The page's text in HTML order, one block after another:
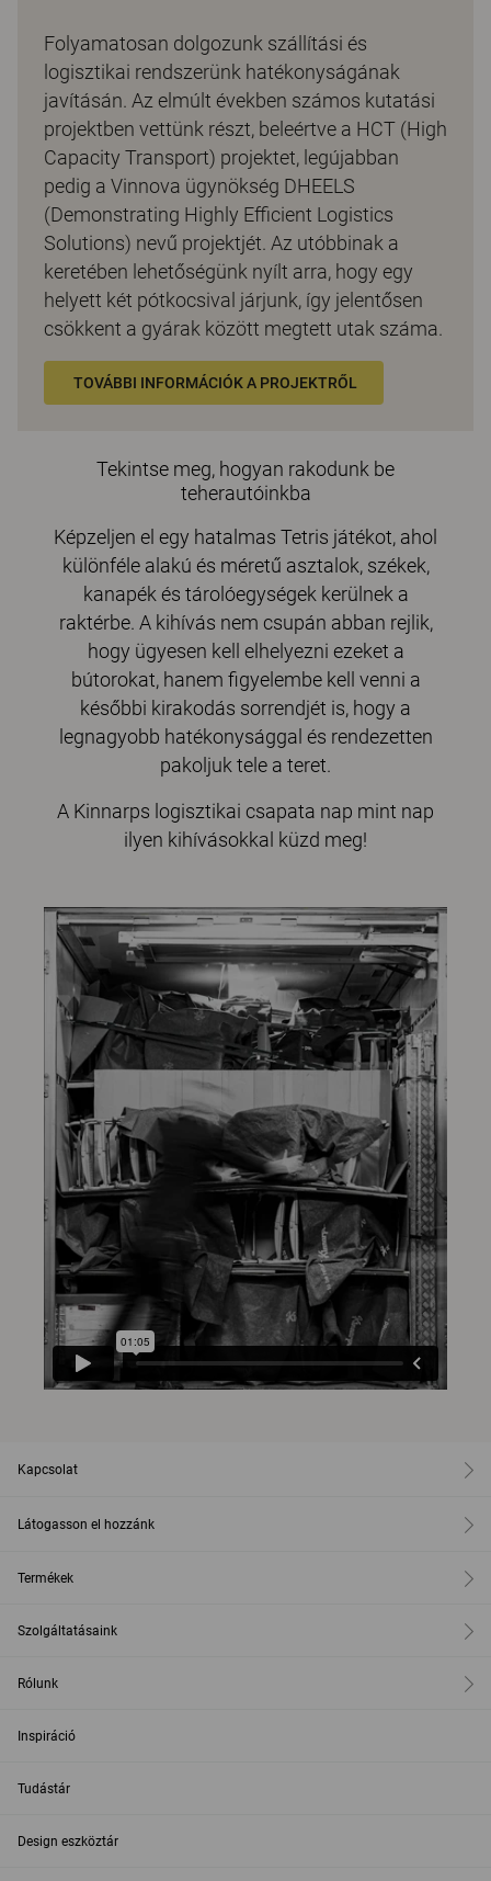
Folyamatosan dolgozunk szállítási és
logisztikai rendszerünk hatékonyságának
javításán. Az elmúlt években számos kutatási
projektben vettünk részt, beleértve a HCT (High
Capacity Transport) projektet, legújabban
pedig a Vinnova ügynökség DHEELS
(Demonstrating Highly Efficient Logistics
Solutions) nevű projektjét. Az utóbbinak a
keretében lehetőségünk nyílt arra, hogy egy
helyett két pótkocsival járjunk, így jelentősen
csökkent a gyárak között megtett utak száma.
TOVÁBBI INFORMÁCIÓK A PROJEKTRŐL
Tekintse meg, hogyan rakodunk be
teherautóinkba
Képzeljen el egy hatalmas Tetris játékot, ahol
különféle alakú és méretű asztalok, székek,
kanapék és tárolóegységek kerülnek a
raktérbe. A kihívás nem csupán abban rejlik,
hogy ügyesen kell elhelyezni ezeket a
bútorokat, hanem figyelembe kell venni a
későbbi kirakodás sorrendjét is, hogy a
legnagyobb hatékonysággal és rendezetten
pakoljuk tele a teret.
A Kinnarps logisztikai csapata nap mint nap
ilyen kihívásokkal küzd meg!
Kapcsolat
Látogasson el hozzánk
Termékek
Szolgáltatásaink
Rólunk
Inspiráció
Tudástár
Design eszköztár